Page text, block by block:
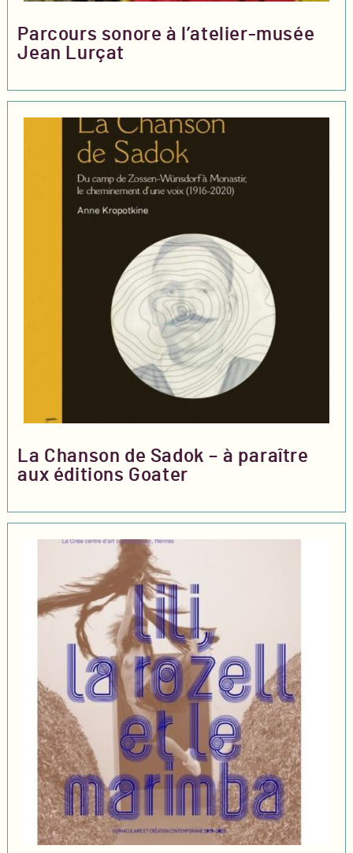
Parcours sonore à l’atelier-musée
Jean Lurçat
La Chanson de Sadok – à paraître
aux éditions Goater